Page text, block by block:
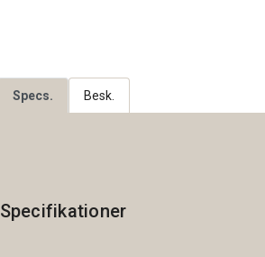
Specs. Besk.
Specifikationer